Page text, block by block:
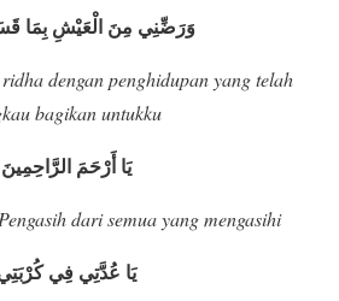
وَرَضِّنِي مِنَ الْعَيْشِ بِمَا
dengan penghidupan yang telah
bagikan untukku
يَا أَرْحَمَ الرَّاحِمِينَ
dari semua yang mengasihi
يَا عُدَّتِي فِي